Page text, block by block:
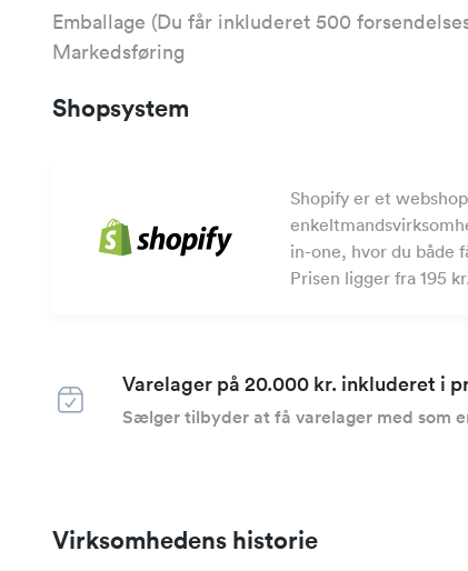
Emballage (Du får inkluderet 500
Markedsføring
Shopsystem
Shopify er et
in-one, hvor du både
Prisen ligger fra 195
Varelager på 20.000 kr. inkluderet i
Sælger tilbyder at få varelager med som
Virksomhedens historie